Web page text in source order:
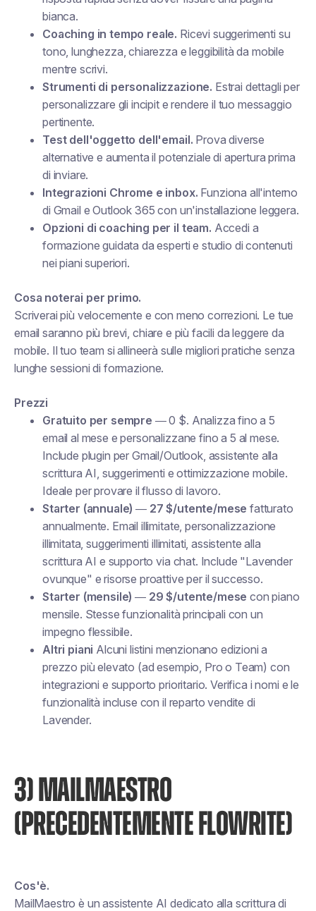
bianca.
Coaching in tempo reale. Ricevi suggerimenti su
tono, lunghezza, chiarezza e leggibilità da mobile
mentre scrivi.
Strumenti di personalizzazione. Estrai dettagli per
personalizzare gli incipit e rendere il tuo messaggio
pertinente.
Test dell'oggetto dell'email. Prova diverse
alternative e aumenta il potenziale di apertura prima
di inviare.
Integrazioni Chrome e inbox. Funziona all'interno
di Gmail e Outlook 365 con un'installazione leggera.
Opzioni di coaching per il team. Accedi a
formazione guidata da esperti e studio di contenuti
nei piani superiori.
Cosa noterai per primo.
Scriverai più velocemente e con meno correzioni. Le tue
email saranno più brevi, chiare e più facili da leggere da
mobile. Il tuo team si allineerà sulle migliori pratiche senza
lunghe sessioni di formazione.
Prezzi
Gratuito per sempre — 0 $. Analizza fino a 5
email al mese e personalizzane fino a 5 al mese.
Include plugin per Gmail/Outlook, assistente alla
scrittura AI, suggerimenti e ottimizzazione mobile.
Ideale per provare il flusso di lavoro.
Starter (annuale) — 27 $/utente/mese fatturato
annualmente. Email illimitate, personalizzazione
illimitata, suggerimenti illimitati, assistente alla
scrittura AI e supporto via chat. Include "Lavender
ovunque" e risorse proattive per il successo.
Starter (mensile) — 29 $/utente/mese con piano
mensile. Stesse funzionalità principali con un
impegno flessibile.
Altri piani Alcuni listini menzionano edizioni a
prezzo più elevato (ad esempio, Pro o Team) con
integrazioni e supporto prioritario. Verifica i nomi e le
funzionalità incluse con il reparto vendite di
Lavender.
3) MAILMAESTRO
(PRECEDENTEMENTE FLOWRITE)
Cos'è.
MailMaestro è un assistente AI dedicato alla scrittura di